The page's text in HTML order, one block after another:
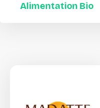
Alimentation Bio